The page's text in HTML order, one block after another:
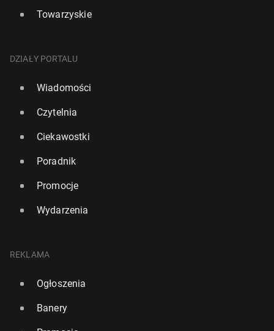
Towarzyskie
DZIAŁY PORTALU
Wiadomości
Czytelnia
Ciekawostki
Poradnik
Promocje
Wydarzenia
REKLAMA
Ogłoszenia
Banery